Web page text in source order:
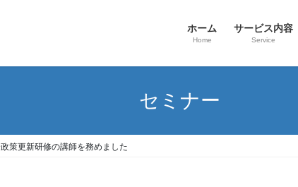
ホーム
Home
サービス内容
Service
セミナー
策更新研修の講師を務めました